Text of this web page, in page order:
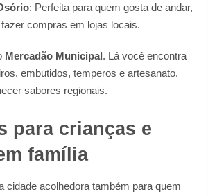
: Perfeita para quem gosta de andar,
compras em lojas locais.
Mercadão Municipal. Lá você encontra
embutidos, temperos e artesanato.
sabores regionais.
para crianças e
família
cidade acolhedora também para quem